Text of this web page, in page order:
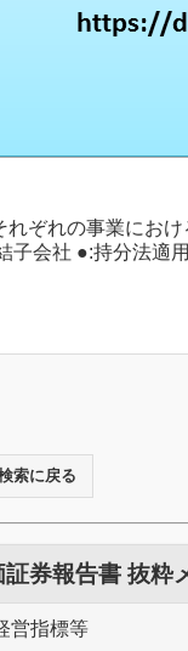
れぞれの事業にお
子会社 ●:持分法適
索に戻る
券報告書 抜粋
営指標等